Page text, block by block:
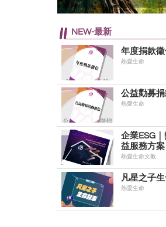
NEW-最新
年度捐款
熱愛生命
公益勸募
熱愛生命
企業ESG
益服務方案
熱愛生命文教
凡星之子
熱愛生命